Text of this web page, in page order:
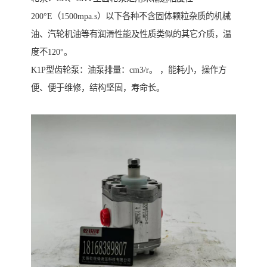
200°E（1500mpa.s）以下各种不含固体颗粒杂质的机械
油、汽轮机油等有润滑性能及性质类似的其它介质，温
度不120°。
K1P型齿轮泵：油泵排量：cm3/r。 ，能耗小，操作方
便、便于维修，结构坚固，寿命长。